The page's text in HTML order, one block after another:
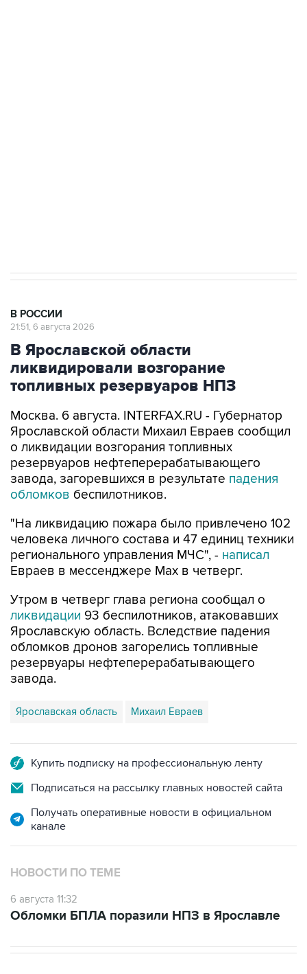
В РОССИИ
21:51, 6 августа 2026
В Ярославской области
ликвидировали возгорание
топливных резервуаров НПЗ
Москва. 6 августа. INTERFAX.RU - Губернатор
Ярославской области Михаил Евраев сообщил
о ликвидации возгорания топливных
резервуаров нефтеперерабатывающего
завода, загоревшихся в результате падения
обломков беспилотников.
"На ликвидацию пожара было привлечено 102
человека личного состава и 47 единиц техники
регионального управления МЧС", - написал
Евраев в мессенджере Мах в четверг.
Утром в четверг глава региона сообщал о
ликвидации 93 беспилотников, атаковавших
Ярославскую область. Вследствие падения
обломков дронов загорелись топливные
резервуары нефтеперерабатывающего
завода.
Ярославская область Михаил Евраев
Купить подписку на профессиональную ленту
Подписаться на рассылку главных новостей сайта
Получать оперативные новости в официальном
канале
НОВОСТИ ПО ТЕМЕ
6 августа 11:32
Обломки БПЛА поразили НПЗ в Ярославле